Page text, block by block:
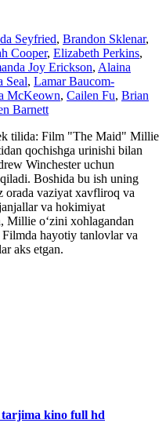
Seyfried, Brandon Sklenar,
Cooper, Elizabeth Perkins,
Joy Erickson, Alaina
Seal, Lamar Baucom-
McKeown, Cailen Fu, Brian
Barnett
tilida: Film "The Maid" Millie
qochishga urinishi bilan
Winchester uchun
Boshida bu ish uning
orada vaziyat xavfliroq va
va hokimiyat
Millie o‘zini xohlagandan
hayotiy tanlovlar va
aks etgan.
tarjima kino full hd